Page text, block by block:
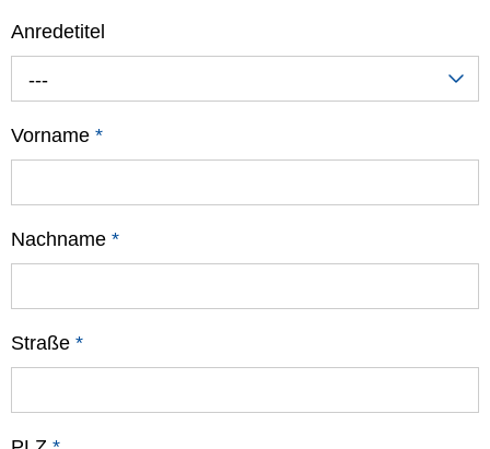
Anredetitel
---
Vorname *
Nachname *
Straße *